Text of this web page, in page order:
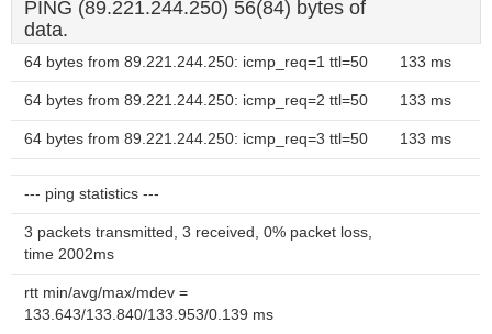
PING (89.221.244.250) 56(84) bytes of
data.
64 bytes from 89.221.244.250: icmp_req=1 ttl=50 133 ms
64 bytes from 89.221.244.250: icmp_req=2 ttl=50 133 ms
64 bytes from 89.221.244.250: icmp_req=3 ttl=50 133 ms
--- ping statistics ---
3 packets transmitted, 3 received, 0% packet loss,
time 2002ms
rtt min/avg/max/mdev =
133.643/133.840/133.953/0.139 ms